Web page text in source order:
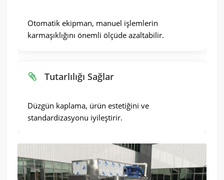
Otomatik ekipman, manuel işlemlerin
karmaşıklığını önemli ölçüde azaltabilir.
Tutarlılığı Sağlar
Düzgün kaplama, ürün estetiğini ve
standardizasyonu iyileştirir.